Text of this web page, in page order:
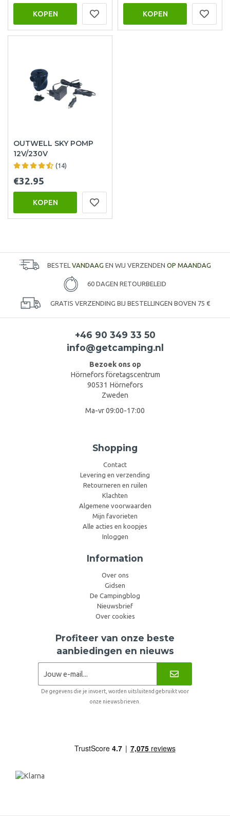
KOPEN KOPEN
OUTWELL SKY POMP
12V/230V
(14)
€32.95
KOPEN
BESTEL VANDAAG EN WIJ VERZENDEN OP MAANDAG
60 DAGEN RETOURBELEID
GRATIS VERZENDING BIJ BESTELLINGEN BOVEN 75 €
+46 90 349 33 50
info@getcamping.nl
Bezoek ons op
Hörnefors företagscentrum
90531 Hörnefors
Zweden
Ma-vr 09:00-17:00
Shopping
Contact
Levering en verzending
Retourneren en ruilen
Klachten
Algemene voorwaarden
Mijn favorieten
Alle acties en koopjes
Inloggen
Information
Over ons
Gidsen
De Campingblog
Nieuwsbrief
Over cookies
Profiteer van onze beste
aanbiedingen en nieuws
De gegevens die je invoert, worden uitsluitend gebruikt voor
onze nieuwsbrieven.